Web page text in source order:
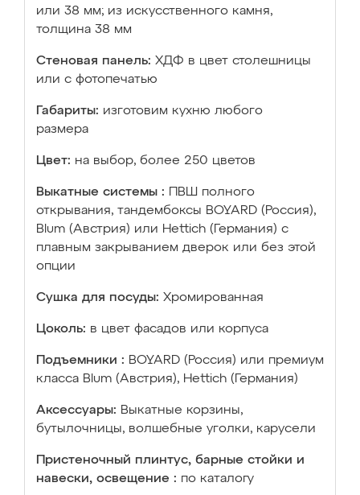
или 38 мм; из искусственного камня,
толщина 38 мм
Стеновая панель: ХДФ в цвет столешницы
или с фотопечатью
Габариты: изготовим кухню любого
размера
Цвет: на выбор, более 250 цветов
Выкатные системы :
ПВШ полного
открывания, тандембоксы BOYARD (Россия),
Blum (Австрия) или Hettich (Германия) с
плавным закрыванием дверок или без этой
опции
Сушка для посуды: Хромированная
Цоколь: в цвет фасадов или корпуса
Подъемники : BOYARD (Россия) или премиум
класса Blum (Австрия), Hettich (Германия)
Аксессуары: Выкатные корзины,
бутылочницы, волшебные уголки, карусели
Пристеночный плинтус, барные стойки и
навески, освещение : по каталогу